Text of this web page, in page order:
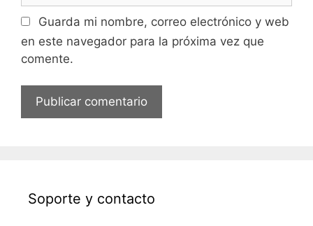
Guarda mi nombre, correo electrónico y web
en este navegador para la próxima vez que
comente.
Soporte y contacto